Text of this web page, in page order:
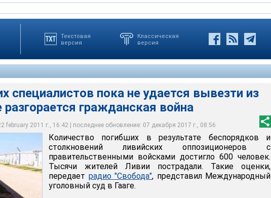
Текстовая
версия
Классическая
версия
специалистов пока не удается вывезти из
разгорается гражданская война
february 2011 г., 16:42 | последнее обновление: 07 декабря 2017 г., 08:56
база в городе Рас-Лануф
база в городе Рас-Лануф
железнодорожной линии Сирт-Бенгази
железнодорожной линии Сирт-Бенгази
Количество погибших в результате беспорядков и
столкновений ливийских оппозиционеров с
правительственными войсками достигло 600 человек.
Тысячи жителей Ливии пострадали. Такие оценки,
передает радио "Свобода", представил Международный
уголовный суд в Гааге.